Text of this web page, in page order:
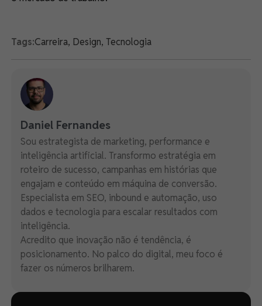
Tags:Carreira, Design, Tecnologia
Daniel Fernandes
Sou estrategista de marketing, performance e
inteligência artificial. Transformo estratégia em
roteiro de sucesso, campanhas em histórias que
engajam e conteúdo em máquina de conversão.
Especialista em SEO, inbound e automação, uso
dados e tecnologia para escalar resultados com
inteligência.
Acredito que inovação não é tendência, é
posicionamento. No palco do digital, meu foco é
fazer os números brilharem.